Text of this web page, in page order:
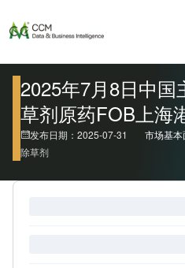
2025年7月8日中国
草剂原药FOB上海
发布日期：2025-07-31
市场基本
除草剂